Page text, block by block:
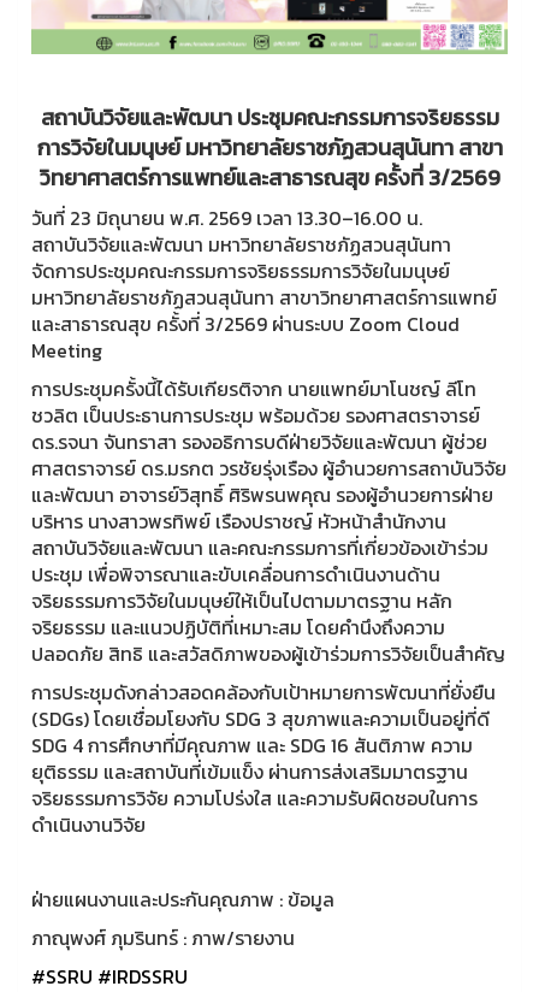
สถาบันวิจัยและพัฒนา ประชุมคณะกรรมการจริยธรรม
การวิจัยในมนุษย์ มหาวิทยาลัยราชภัฏสวนสุนันทา สาขา
วิทยาศาสตร์การแพทย์และสาธารณสุข ครั้งที่ 3/2569
วันที่ 23 มิถุนายน พ.ศ. 2569 เวลา 13.30–16.00 น.
สถาบันวิจัยและพัฒนา มหาวิทยาลัยราชภัฏสวนสุนันทา
จัดการประชุมคณะกรรมการจริยธรรมการวิจัยในมนุษย์
มหาวิทยาลัยราชภัฏสวนสุนันทา สาขาวิทยาศาสตร์การแพทย์
และสาธารณสุข ครั้งที่ 3/2569 ผ่านระบบ Zoom Cloud
Meeting
การประชุมครั้งนี้ได้รับเกียรติจาก นายแพทย์มาโนชญ์ ลีโท
ชวลิต เป็นประธานการประชุม พร้อมด้วย รองศาสตราจารย์
ดร.รจนา จันทราสา รองอธิการบดีฝ่ายวิจัยและพัฒนา ผู้ช่วย
ศาสตราจารย์ ดร.มรกต วรชัยรุ่งเรือง ผู้อำนวยการสถาบันวิจัย
และพัฒนา อาจารย์วิสุทธิ์ ศิริพรนพคุณ รองผู้อำนวยการฝ่าย
บริหาร นางสาวพรทิพย์ เรืองปราชญ์ หัวหน้าสำนักงาน
สถาบันวิจัยและพัฒนา และคณะกรรมการที่เกี่ยวข้องเข้าร่วม
ประชุม เพื่อพิจารณาและขับเคลื่อนการดำเนินงานด้าน
จริยธรรมการวิจัยในมนุษย์ให้เป็นไปตามมาตรฐาน หลัก
จริยธรรม และแนวปฏิบัติที่เหมาะสม โดยคำนึงถึงความ
ปลอดภัย สิทธิ และสวัสดิภาพของผู้เข้าร่วมการวิจัยเป็นสำคัญ
การประชุมดังกล่าวสอดคล้องกับเป้าหมายการพัฒนาที่ยั่งยืน
(SDGs) โดยเชื่อมโยงกับ SDG 3 สุขภาพและความเป็นอยู่ที่ดี
SDG 4 การศึกษาที่มีคุณภาพ และ SDG 16 สันติภาพ ความ
ยุติธรรม และสถาบันที่เข้มแข็ง ผ่านการส่งเสริมมาตรฐาน
จริยธรรมการวิจัย ความโปร่งใส และความรับผิดชอบในการ
ดำเนินงานวิจัย
ฝ่ายแผนงานและประกันคุณภาพ : ข้อมูล
ภาณุพงศ์ ภุมรินทร์ : ภาพ/รายงาน
#SSRU #IRDSSRU